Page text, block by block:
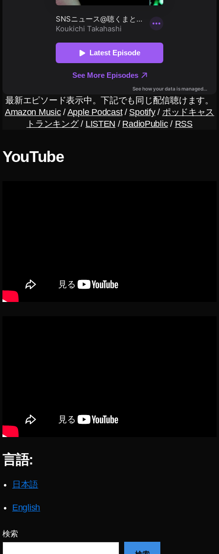
資
産
最新エピソード表示中。下記でも同じ配信聴けます。
Amazon Music/ Apple Podcast/ Spotify/ ポッドキャス
トランキング/ LISTEN / RadioPublic/ RSS
YouTube
言語:
日本語
English
検索